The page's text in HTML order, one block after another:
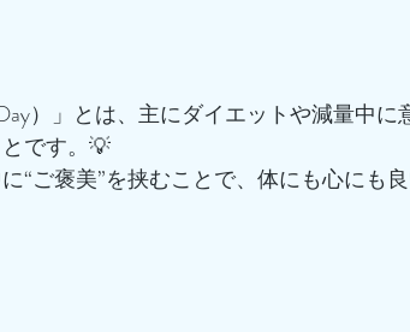
）」とは、主にダイエットや減量中
です。💡
“ご褒美”を挟むことで、体にも心にも